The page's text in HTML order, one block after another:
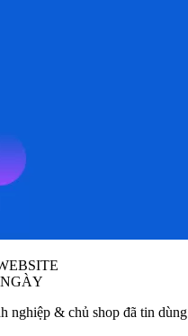
nghiệp & chủ shop đã tin dùng